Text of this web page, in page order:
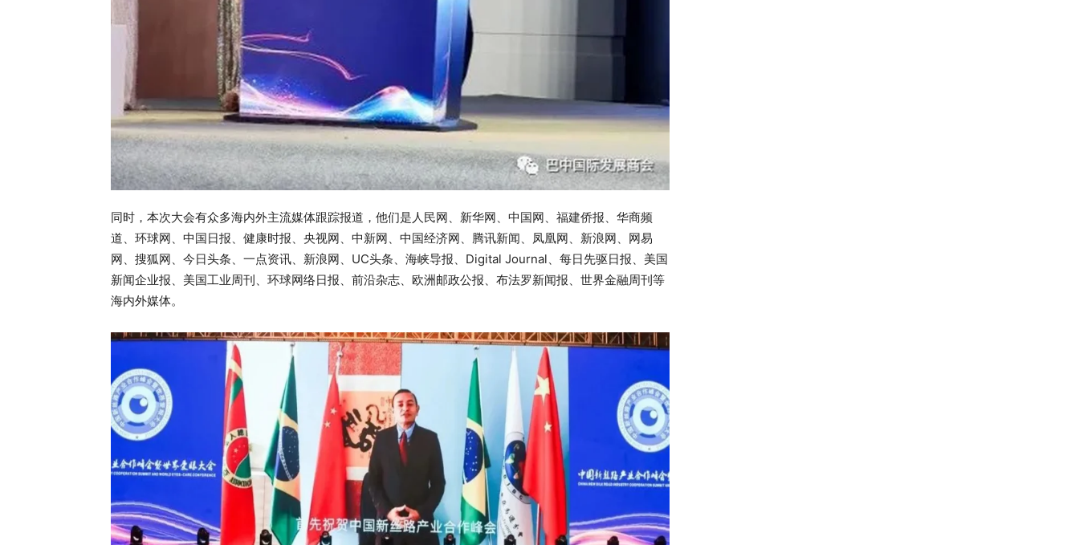
同时，本次大会有众多海内外主流媒体跟踪报道，他们是人民网、新华网、中国网、福建侨报、华商频
道、环球网、中国日报、健康时报、央视网、中新网、中国经济网、腾讯新闻、凤凰网、新浪网、网易
网、搜狐网、今日头条、一点资讯、新浪网、UC头条、海峡导报、Digital Journal、每日先驱日报、美国
新闻企业报、美国工业周刊、环球网络日报、前沿杂志、欧洲邮政公报、布法罗新闻报、世界金融周刊等
海内外媒体。